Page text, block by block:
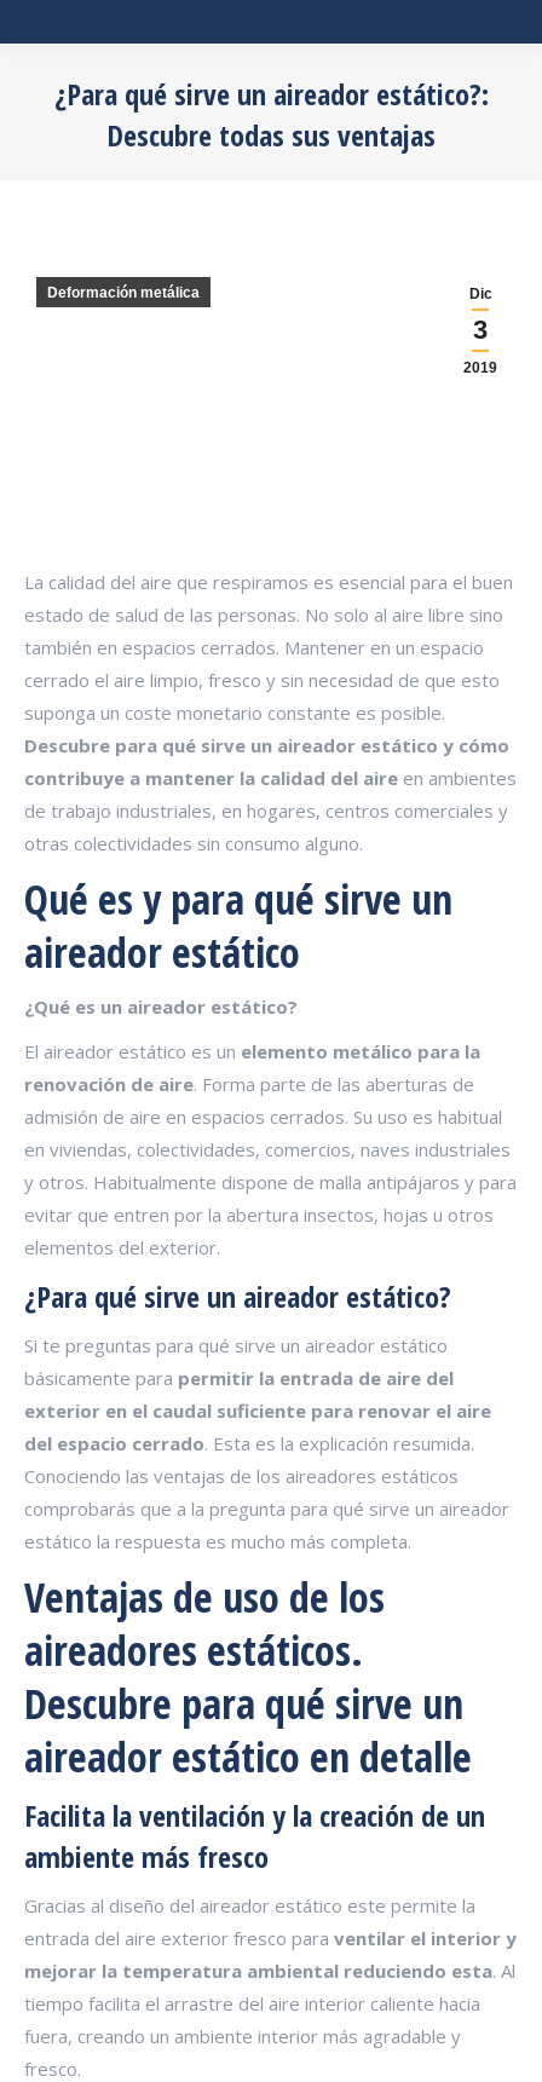
¿Para qué sirve un aireador estático?:
Descubre todas sus ventajas
Dic
3
2019
Deformación metálica
La calidad del aire que respiramos es esencial para el buen
estado de salud de las personas. No solo al aire libre sino
también en espacios cerrados. Mantener en un espacio
cerrado el aire limpio, fresco y sin necesidad de que esto
suponga un coste monetario constante es posible.
Descubre para qué sirve un aireador estático y cómo
contribuye a mantener la calidad del aire en ambientes
de trabajo industriales, en hogares, centros comerciales y
otras colectividades sin consumo alguno.
Qué es y para qué sirve un
aireador estático
¿Qué es un aireador estático?
El aireador estático es un elemento metálico para la
renovación de aire. Forma parte de las aberturas de
admisión de aire en espacios cerrados. Su uso es habitual
en viviendas, colectividades, comercios, naves industriales
y otros. Habitualmente dispone de malla antipájaros y para
evitar que entren por la abertura insectos, hojas u otros
elementos del exterior.
¿Para qué sirve un aireador estático?
Si te preguntas para qué sirve un aireador estático
básicamente para permitir la entrada de aire del
exterior en el caudal suficiente para renovar el aire
del espacio cerrado. Esta es la explicación resumida.
Conociendo las ventajas de los aireadores estáticos
comprobarás que a la pregunta para qué sirve un aireador
estático la respuesta es mucho más completa.
Ventajas de uso de los
aireadores estáticos.
Descubre para qué sirve un
aireador estático en detalle
Facilita la ventilación y la creación de un
ambiente más fresco
Gracias al diseño del aireador estático este permite la
entrada del aire exterior fresco para ventilar el interior y
mejorar la temperatura ambiental reduciendo esta. Al
tiempo facilita el arrastre del aire interior caliente hacia
fuera, creando un ambiente interior más agradable y
fresco.